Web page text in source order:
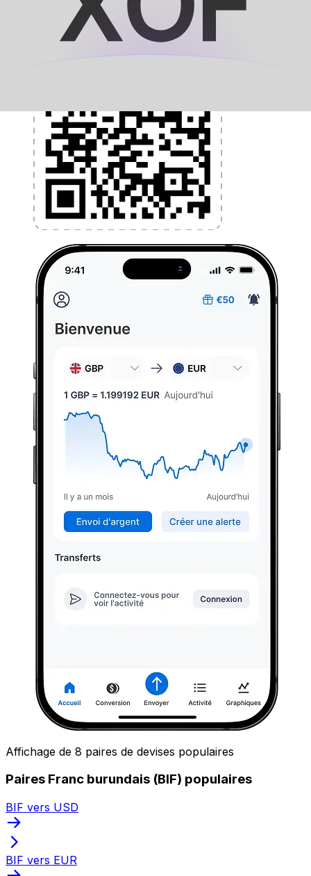
Affichage de 8 paires de devises populaires
Paires Franc burundais (BIF) populaires
BIF vers USD
BIF vers EUR